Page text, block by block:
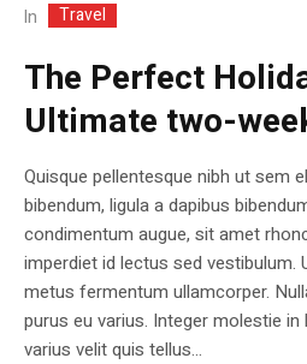
In Travel
The Perfect
Ultimate two-
Quisque pellentesque nibh ut sem
bibendum, ligula a dapibus
condimentum augue, sit amet
imperdiet id lectus sed
metus fermentum ullamcorper.
purus eu varius. Integer molestie
varius velit quis tellus...